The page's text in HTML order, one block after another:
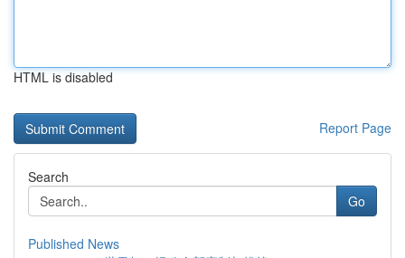
HTML is disabled
Report Page
Search
Go
Published News